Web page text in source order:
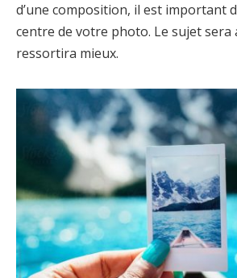
d’une composition, il est important
centre de votre photo. Le sujet
ressortira mieux.